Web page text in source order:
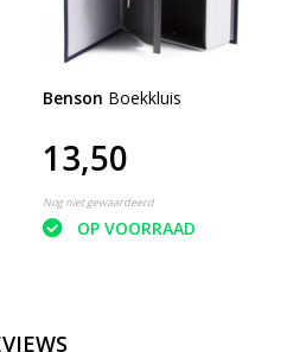
Benson Boekkluis
13,50
Nog niet gewaardeerd
OP VOORRAAD